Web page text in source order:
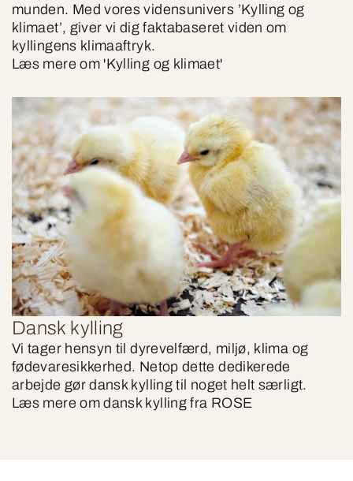
munden. Med vores vidensunivers ’Kylling og
klimaet’, giver vi dig faktabaseret viden om
kyllingens klimaaftryk.
Læs mere om 'Kylling og klimaet'
Dansk kylling
Vi tager hensyn til dyrevelfærd, miljø, klima og
fødevaresikkerhed. Netop dette dedikerede
arbejde gør dansk kylling til noget helt særligt.
Læs mere om dansk kylling fra ROSE